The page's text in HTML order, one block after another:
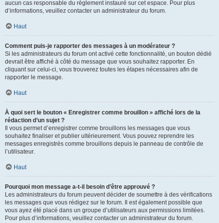
aucun cas responsable du règlement instauré sur cet espace. Pour plus
d’informations, veuillez contacter un administrateur du forum.
Haut
Comment puis-je rapporter des messages à un modérateur ?
Si les administrateurs du forum ont activé cette fonctionnalité, un bouton dédié
devrait être affiché à côté du message que vous souhaitez rapporter. En
cliquant sur celui-ci, vous trouverez toutes les étapes nécessaires afin de
rapporter le message.
Haut
À quoi sert le bouton « Enregistrer comme brouillon » affiché lors de la
rédaction d’un sujet ?
Il vous permet d’enregistrer comme brouillons les messages que vous
souhaitez finaliser et publier ultérieurement. Vous pouvez reprendre les
messages enregistrés comme brouillons depuis le panneau de contrôle de
l’utilisateur.
Haut
Pourquoi mon message a-t-il besoin d’être approuvé ?
Les administrateurs du forum peuvent décider de soumettre à des vérifications
les messages que vous rédigez sur le forum. Il est également possible que
vous ayez été placé dans un groupe d’utilisateurs aux permissions limitées.
Pour plus d’informations, veuillez contacter un administrateur du forum.